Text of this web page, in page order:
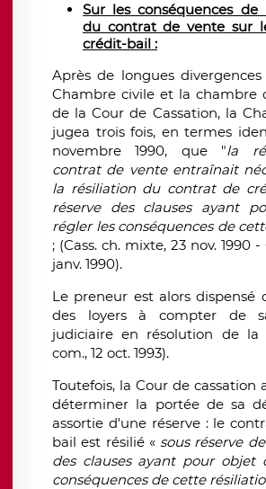
Sur les conséquences de
du contrat de vente sur
crédit-bail :
Après de longues
Chambre civile et la chambre
de la Cour de Cassation, la
jugea trois fois, en termes
novembre 1990, que "la
contrat de vente entraînait
la résiliation du contrat de
réserve des clauses ayant
régler les conséquences de
; (Cass. ch. mixte, 23 nov. 1990 -
janv. 1990).
Le preneur est alors dispensé
des loyers à compter de
judiciaire en résolution de la
com., 12 oct. 1993).
Toutefois, la Cour de cassation
déterminer la portée de sa
assortie d'une réserve : le
bail est résilié « sous réserve
des clauses ayant pour objet
conséquences de cette